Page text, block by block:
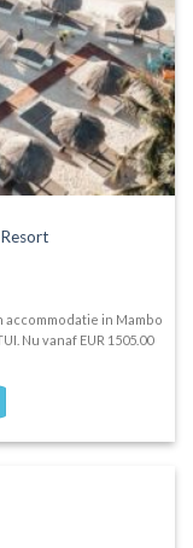
in Mambo
Nu vanaf EUR 1505.00